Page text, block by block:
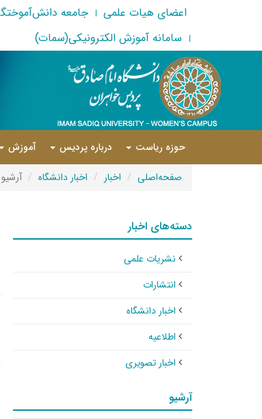
اعضای هیات علمی جامعه
سامانه آموزش الکترونیکی(سمات)
حوزه ریاست درباره پردیس آموزش
صفحه‌اصلی اخبار اخبار دانشگاه آرشیو
دسته‌های اخبار
نشریات علمی
انتشارات
اخبار دانشگاه
اطلاعیه
اخبار تصویری
آرشیو